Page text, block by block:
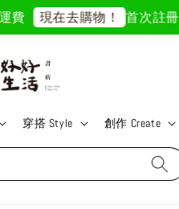
現在去購物！ 首次註冊輸
穿搭 Style 創作 Create